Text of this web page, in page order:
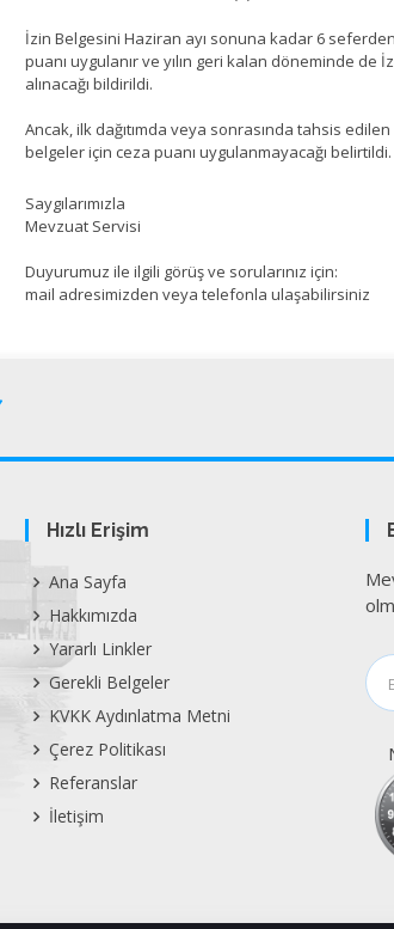
İzin Belgesini Haziran ayı sonuna kadar 6
puanı uygulanır ve yılın geri kalan döneminde
alınacağı bildirildi.
Ancak, ilk dağıtımda veya sonrasında tahsis
belgeler için ceza puanı uygulanmayacağı belirtildi.
Saygılarımızla
Mevzuat Servisi
Duyurumuz ile ilgili görüş ve sorularınız için:
mail adresimizden veya telefonla ulaşabilirsiniz
Hızlı Erişim
Ana Sayfa
Hakkımızda
Yararlı Linkler
Gerekli Belgeler
KVKK Aydınlatma Metni
Çerez Politikası
Referanslar
İletişim